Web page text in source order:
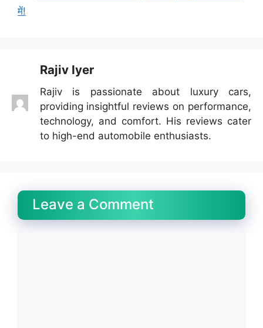
में!
Rajiv Iyer
Rajiv is passionate about luxury cars,
providing insightful reviews on performance,
technology, and comfort. His reviews cater
to high-end automobile enthusiasts.
Leave a Comment